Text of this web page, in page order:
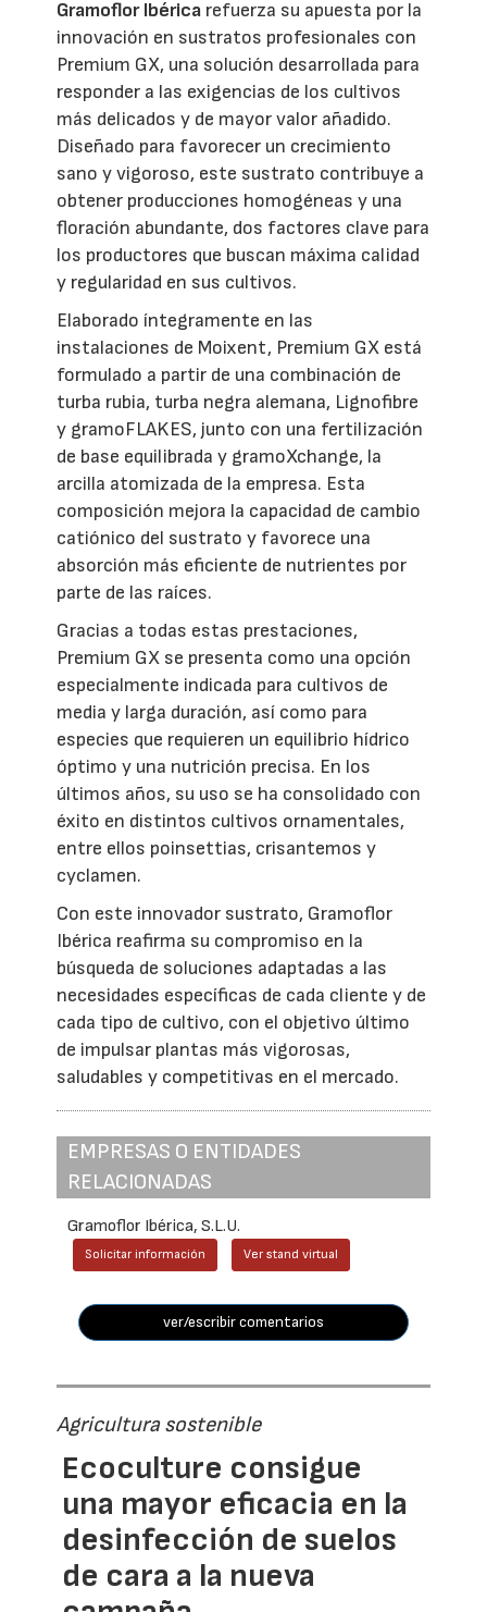
Gramoflor Ibérica refuerza su apuesta por la
innovación en sustratos profesionales con
Premium GX, una solución desarrollada para
responder a las exigencias de los cultivos
más delicados y de mayor valor añadido.
Diseñado para favorecer un crecimiento
sano y vigoroso, este sustrato contribuye a
obtener producciones homogéneas y una
floración abundante, dos factores clave para
los productores que buscan máxima calidad
y regularidad en sus cultivos.
Elaborado íntegramente en las
instalaciones de Moixent, Premium GX está
formulado a partir de una combinación de
turba rubia, turba negra alemana, Lignofibre
y gramoFLAKES, junto con una fertilización
de base equilibrada y gramoXchange, la
arcilla atomizada de la empresa. Esta
composición mejora la capacidad de cambio
catiónico del sustrato y favorece una
absorción más eficiente de nutrientes por
parte de las raíces.
Gracias a todas estas prestaciones,
Premium GX se presenta como una opción
especialmente indicada para cultivos de
media y larga duración, así como para
especies que requieren un equilibrio hídrico
óptimo y una nutrición precisa. En los
últimos años, su uso se ha consolidado con
éxito en distintos cultivos ornamentales,
entre ellos poinsettias, crisantemos y
cyclamen.
Con este innovador sustrato, Gramoflor
Ibérica reafirma su compromiso en la
búsqueda de soluciones adaptadas a las
necesidades específicas de cada cliente y de
cada tipo de cultivo, con el objetivo último
de impulsar plantas más vigorosas,
saludables y competitivas en el mercado.
EMPRESAS O ENTIDADES
RELACIONADAS
Gramoflor Ibérica, S.L.U.
Solicitar información Ver stand virtual
ver/escribir comentarios
Agricultura sostenible
Ecoculture consigue
una mayor eficacia en la
desinfección de suelos
de cara a la nueva